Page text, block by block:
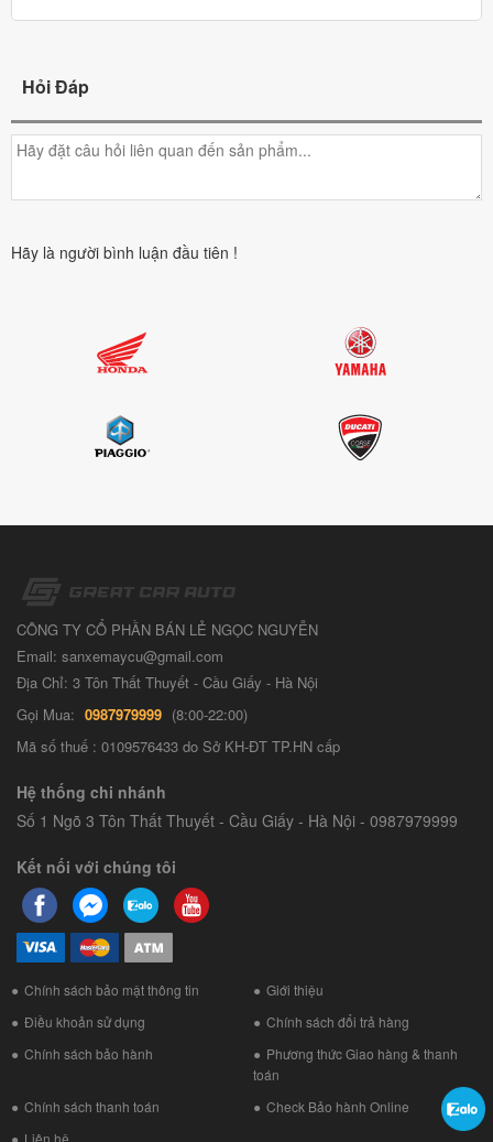
Hỏi Đáp
Hãy là người bình luận đầu tiên !
CÔNG TY CỔ PHẦN BÁN LẺ NGỌC NGUYỄN
Email: sanxemaycu@gmail.com
Địa Chỉ: 3 Tôn Thất Thuyết - Cầu Giấy - Hà Nội
Gọi Mua: 0987979999 (8:00-22:00)
Mã số thuế : 0109576433 do Sở KH-ĐT TP.HN cấp
Hệ thống chi nhánh
Số 1 Ngõ 3 Tôn Thất Thuyết - Cầu Giấy - Hà Nội - 0987979999
Kết nối với chúng tôi
Chính sách bảo mật thông tin
Giới thiệu
Điều khoản sử dụng
Chính sách đổi trả hàng
Chính sách bảo hành
Phương thức Giao hàng & thanh
toán
Chính sách thanh toán
Check Bảo hành Online
Liên hệ